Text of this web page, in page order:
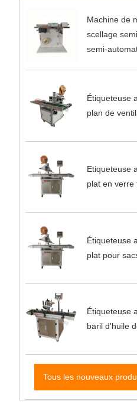
Machine de
scellage
semi-
Étiqueteuse
plan de
Etiqueteuse
plat en verre
Étiqueteuse
plat pour
Étiqueteuse
baril d'huile
Tous les nouveaux